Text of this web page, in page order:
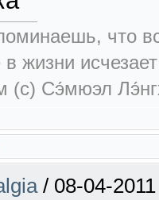
что
в жизни
(c) Сэ́мюэл
/ 08-04-